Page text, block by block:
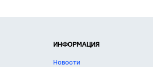
ИНФОРМАЦИЯ
Новости